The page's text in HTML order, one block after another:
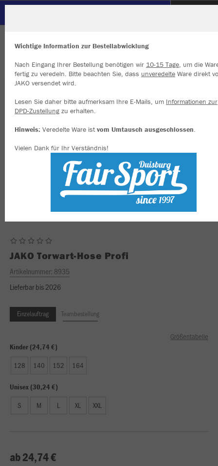
JAKO Torwart-Hose Profi
Artikelnummer: 8935
Lieferbar bis 2026
Einzelauftrag Teambestellung
Größentabelle
Kinder (24,74 €)
128 140 152 164
Unisex (30,24 €)
S M L XL XXL
ab 24,74 €
Wichtige Information zur Bestellabwicklung
Nach Eingang Ihrer Bestellung benötigen wir 10-15 Tage, um die
fertig zu veredeln. Bitte beachten Sie, dass unveredelte Ware direkt
JAKO versendet wird.
Lesen Sie daher bitte aufmerksam Ihre E-Mails, um Informationen zur
DPD-Zustellung zu erhalten.
Hinweis: Veredelte Ware istvom Umtausch ausgeschlossen.
Vielen Dank für Ihr Verständnis!
Wir verwenden Cookies
Inhalte anzeigen und unsere Website verbessern. Weitere
zu den Cookies findest Du in den Einstellungen.
Alle akzeptieren
Alle ablehnen
mehr Infos
Datenschutz
Impressum